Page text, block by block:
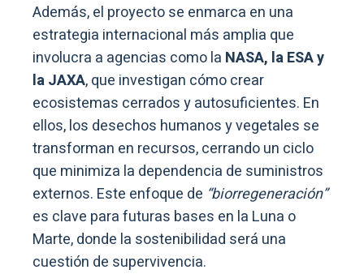
Además, el proyecto se enmarca en una
estrategia internacional más amplia que
involucra a agencias como la NASA, la ESA y
la JAXA, que investigan cómo crear
ecosistemas cerrados y autosuficientes. En
ellos, los desechos humanos y vegetales se
transforman en recursos, cerrando un ciclo
que minimiza la dependencia de suministros
externos. Este enfoque de “biorregeneración”
es clave para futuras bases en la Luna o
Marte, donde la sostenibilidad será una
cuestión de supervivencia.